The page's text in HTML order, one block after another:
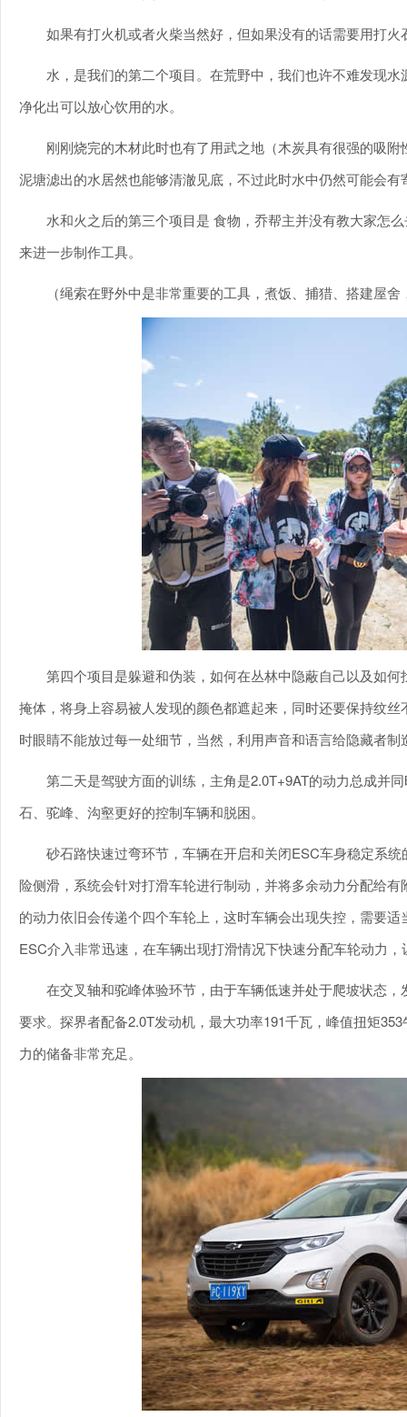
如果有打火机或者火柴当然好，但如果没有的话需要用打
水，是我们的第二个项目。在荒野中，我们也许不难发现
净化出可以放心饮用的水。
刚刚烧完的木材此时也有了用武之地（木炭具有很强的吸
泥塘滤出的水居然也能够清澈见底，不过此时水中仍然可能会
水和火之后的第三个项目是 食物，乔帮主并没有教大家怎
来进一步制作工具。
（绳索在野外中是非常重要的工具，煮饭、捕猎、搭建屋
第四个项目是躲避和伪装，如何在丛林中隐蔽自己以及如
掩体，将身上容易被人发现的颜色都遮起来，同时还要保持纹
时眼睛不能放过每一处细节，当然，利用声音和语言给隐藏者
第二天是驾驶方面的训练，主角是2.0T+9AT的动力总成并
石、驼峰、沟壑更好的控制车辆和脱困。
砂石路快速过弯环节，车辆在开启和关闭ESC车身稳定系
险侧滑，系统会针对打滑车轮进行制动，并将多余动力分配给
的动力依旧会传递个四个车轮上，这时车辆会出现失控，需要
ESC介入非常迅速，在车辆出现打滑情况下快速分配车轮动力
在交叉轴和驼峰体验环节，由于车辆低速并处于爬坡状态
要求。探界者配备2.0T发动机，最大功率191千瓦，峰值扭矩
力的储备非常充足。